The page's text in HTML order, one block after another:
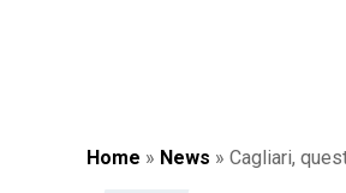
Home » News » Cagliari,